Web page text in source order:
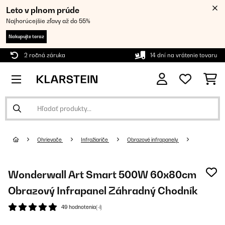
Leto v plnom prúde
Najhorúcejšie zľavy až do 55%
Nakupujte teraz
2 ročná záruka 14 dní na vrátenie tovaru
Ohrievače Infražiariče Obrazové infrapanely
Wonderwall Art Smart 500W 60x80cm
Obrazový Infrapanel Záhradný Chodník
49 hodnotenia(-í)